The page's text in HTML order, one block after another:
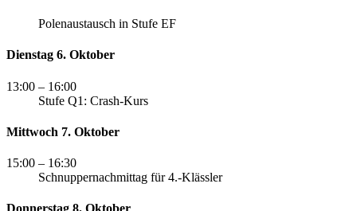
Polenaustausch in Stufe EF
Dienstag 6. Oktober
13:00 – 16:00
Stufe Q1: Crash-Kurs
Mittwoch 7. Oktober
15:00 – 16:30
Schnuppernachmittag für 4.-Klässler